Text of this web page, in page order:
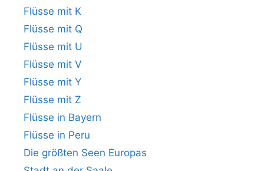
Flüsse mit K
Flüsse mit Q
Flüsse mit U
Flüsse mit V
Flüsse mit Y
Flüsse mit Z
Flüsse in Bayern
Flüsse in Peru
Die größten Seen Europas